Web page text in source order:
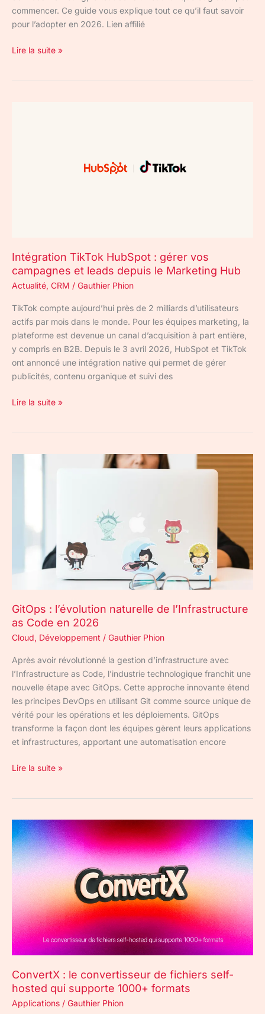
commencer. Ce guide vous explique tout ce qu’il faut savoir
pour l’adopter en 2026. Lien affilié
Lire la suite »
Intégration TikTok HubSpot : gérer vos
campagnes et leads depuis le Marketing Hub
Actualité, CRM / Gauthier Phion
TikTok compte aujourd’hui près de 2 milliards d’utilisateurs
actifs par mois dans le monde. Pour les équipes marketing, la
plateforme est devenue un canal d’acquisition à part entière,
y compris en B2B. Depuis le 3 avril 2026, HubSpot et TikTok
ont annoncé une intégration native qui permet de gérer
publicités, contenu organique et suivi des
Marketing
Hub
Lire la suite »
GitOps : l’évolution naturelle de l’Infrastructure
as Code en 2026
Cloud, Développement / Gauthier Phion
Après avoir révolutionné la gestion d’infrastructure avec
l’Infrastructure as Code, l’industrie technologique franchit une
nouvelle étape avec GitOps. Cette approche innovante étend
les principes DevOps en utilisant Git comme source unique de
vérité pour les opérations et les déploiements. GitOps
transforme la façon dont les équipes gèrent leurs applications
et infrastructures, apportant une automatisation encore
l’Infrastructure
Lire la suite »
ConvertX : le convertisseur de fichiers self-
hosted qui supporte 1000+ formats
Applications / Gauthier Phion
ConvertX
:
le
convertisseur
self-
hosted
qui
supporte
formats